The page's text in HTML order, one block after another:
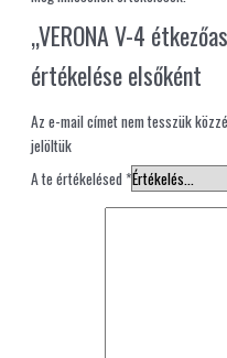
„VERONA V-4
értékelése elsőként
Az e-mail címet nem tesszük
jelöltük
A te értékelésed*